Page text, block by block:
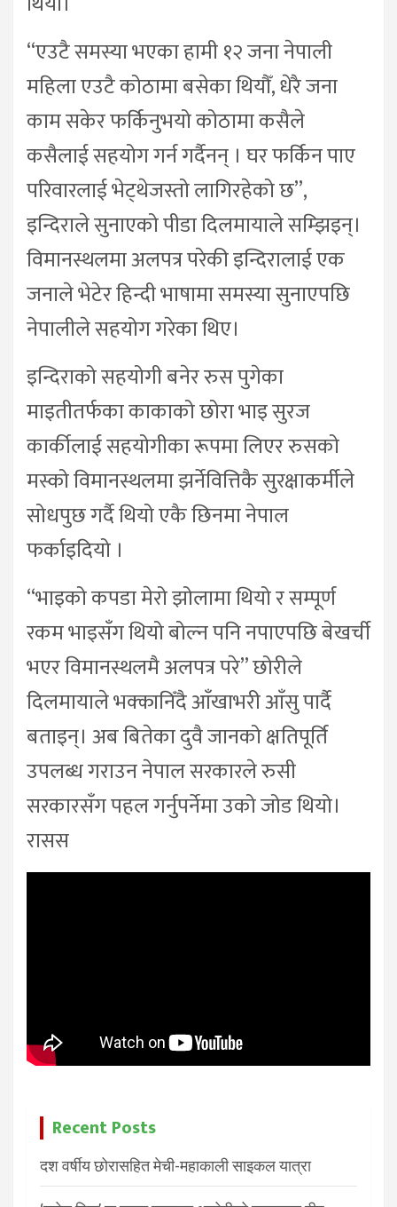
“एउटै समस्या भएका हामी १२ जना नेपाली
महिला एउटै कोठामा बसेका थियौँ, धेरै जना
काम सकेर फर्किनुभयो कोठामा कसैले
कसैलाई सहयोग गर्न गर्दैनन् । घर फर्किन पाए
परिवारलाई भेट्थेजस्तो लागिरहेको छ”,
इन्दिराले सुनाएको पीडा दिलमायाले सम्झिइन्।
विमानस्थलमा अलपत्र परेकी इन्दिरालाई एक
जनाले भेटेर हिन्दी भाषामा समस्या सुनाएपछि
नेपालीले सहयोग गरेका थिए।
इन्दिराको सहयोगी बनेर रुस पुगेका
माइतीतर्फका काकाको छोरा भाइ सुरज
कार्कीलाई सहयोगीका रूपमा लिएर रुसको
मस्को विमानस्थलमा झर्नेवित्तिकै सुरक्षाकर्मीले
सोधपुछ गर्दै थियो एकै छिनमा नेपाल
फर्काइदियो ।
“भाइको कपडा मेरो झोलामा थियो र सम्पूर्ण
रकम भाइसँग थियो बोल्न पनि नपाएपछि बेखर्ची
भएर विमानस्थलमै अलपत्र परे” छोरीले
दिलमायाले भक्कानिँदै आँखाभरी आँसु पार्दै
बताइन्। अब बितेका दुवै जानको क्षतिपूर्ति
उपलब्ध गराउन नेपाल सरकारले रुसी
सरकारसँग पहल गर्नुपर्नेमा उको जोड थियो।
रासस
Recent Posts
दश वर्षीय छोरासहित मेची-महाकाली साइकल यात्रा